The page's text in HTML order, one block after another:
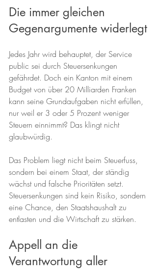
Die immer gleichen
Gegenargumente widerlegt
Jedes Jahr wird behauptet, der Service
public sei durch Steuersenkungen
gefährdet. Doch ein Kanton mit einem
Budget von über 20 Milliarden Franken
kann seine Grundaufgaben nicht erfüllen,
nur weil er 3 oder 5 Prozent weniger
Steuern einnimmt? Das klingt nicht
glaubwürdig.
Das Problem liegt nicht beim Steuerfuss,
sondern bei einem Staat, der ständig
wächst und falsche Prioritäten setzt.
Steuersenkungen sind kein Risiko, sondern
eine Chance, den Staatshaushalt zu
entlasten und die Wirtschaft zu stärken.
Appell an die
Verantwortung aller